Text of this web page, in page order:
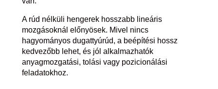
A rúd nélküli hengerek hosszabb lineáris
mozgásoknál előnyösek. Mivel nincs
hagyományos dugattyúrúd, a beépítési hossz
kedvezőbb lehet, és jól alkalmazhatók
anyagmozgatási, tolási vagy pozicionálási
feladatokhoz.